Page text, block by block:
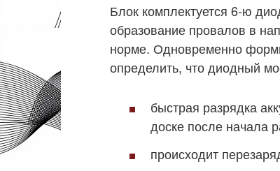
Блок комплектуется 6-ю
образование провалов в
норме. Одновременно
определить, что диодный
быстрая разрядка
доске после начала
происходит